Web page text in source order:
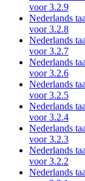
voor 3.2.9
Nederlands
voor 3.2.8
Nederlands
voor 3.2.7
Nederlands
voor 3.2.6
Nederlands
voor 3.2.5
Nederlands
voor 3.2.4
Nederlands
voor 3.2.3
Nederlands
voor 3.2.2
Nederlands